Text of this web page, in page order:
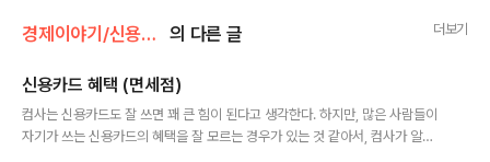
경제이야기/신용카드 의 다른 글 더보기
신용카드 혜택 (면세점)
컴사는 신용카드도 잘 쓰면 꽤 큰 힘이 된다고 생각한다. 하지만, 많은 사람들이
자기가 쓰는 신용카드의 혜택을 잘 모르는 경우가 있는 것 같아서, 컴사가 알고